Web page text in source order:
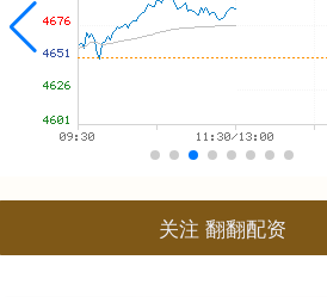
关注 翻翻配资